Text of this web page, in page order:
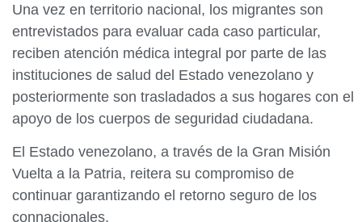
Una vez en territorio nacional, los migrantes son
entrevistados para evaluar cada caso particular,
reciben atención médica integral por parte de las
instituciones de salud del Estado venezolano y
posteriormente son trasladados a sus hogares con el
apoyo de los cuerpos de seguridad ciudadana.
El Estado venezolano, a través de la Gran Misión
Vuelta a la Patria, reitera su compromiso de
continuar garantizando el retorno seguro de los
connacionales.